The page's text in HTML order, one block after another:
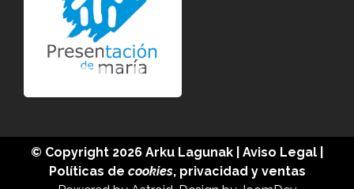
© Copyright 2026 Arku Lagunak Aviso Legal
Políticas de cookies, privacidad y ventas